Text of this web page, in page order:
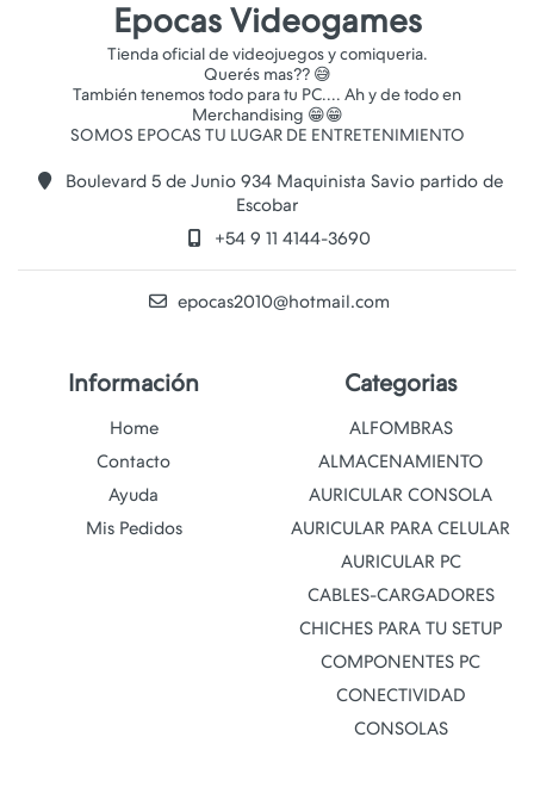
Epocas Videogames
Tienda oficial de videojuegos y comiqueria.
Querés mas?? 😅
También tenemos todo para tu PC.... Ah y de todo en
Merchandising 😁😁
Boulevard 5 de Junio 934 Maquinista Savio partido de
Escobar
+54 9 11 4144-3690
epocas2010@hotmail.com
Información
Home
Contacto
Ayuda
Mis Pedidos
Categorias
ALFOMBRAS
ALMACENAMIENTO
AURICULAR CONSOLA
AURICULAR PARA CELULAR
AURICULAR PC
CABLES-CARGADORES
CHICHES PARA TU SETUP
COMPONENTES PC
CONECTIVIDAD
CONSOLAS